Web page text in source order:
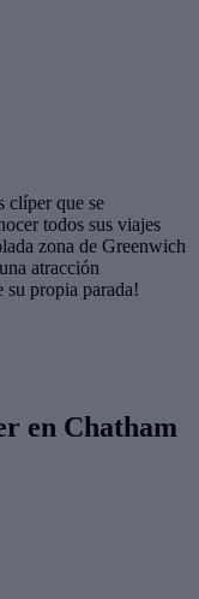
clíper que se
todos sus viajes
zona de Greenwich
atracción
su propia parada!
en Chatham